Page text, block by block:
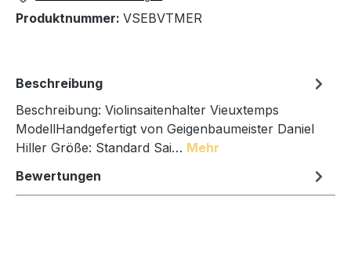
Produktnummer: VSEBVTMER
Beschreibung
Beschreibung: Violinsaitenhalter Vieuxtemps
ModellHandgefertigt von Geigenbaumeister Daniel
Hiller Größe: Standard Sai… Mehr
Bewertungen